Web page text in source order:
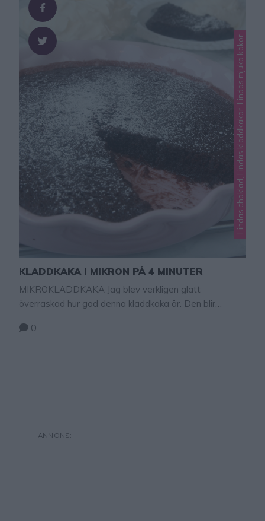
du alltid alla nya recept direkt i ditt flöde!
Kokostoscakladdkaka Ca 12 …
Lindas choklad, Lindas kladdkakor, Lindas mjuka kakor
KLADDKAKA I MIKRON PÅ 4 MINUTER
MIKROKLADDKAKA Jag blev verkligen glatt
överraskad hur god denna kladdkaka är. Den blir
Lagom seg i ytterkanten och perfekt kladdig i mitten.
0